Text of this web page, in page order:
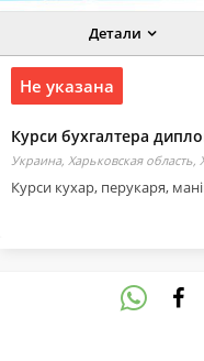
Детали
Не указана
Курси бухгалтера
Украина, Харьковская область,
Курси кухар, перукаря,